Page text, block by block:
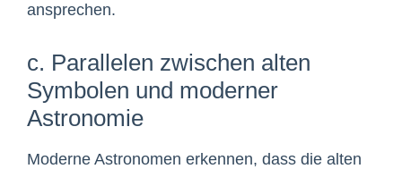
ansprechen.
c. Parallelen zwischen alten
Symbolen und moderner
Astronomie
Moderne Astronomen erkennen, dass die alten